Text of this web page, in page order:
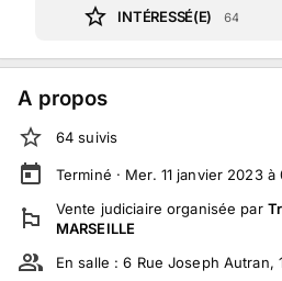
INTÉRESSÉ(E) 64
A propos
64 suivis
Terminé · Mer. 11 janvier 2023
Vente judiciaire organisée par
MARSEILLE
En salle :6 Rue Joseph Autran,